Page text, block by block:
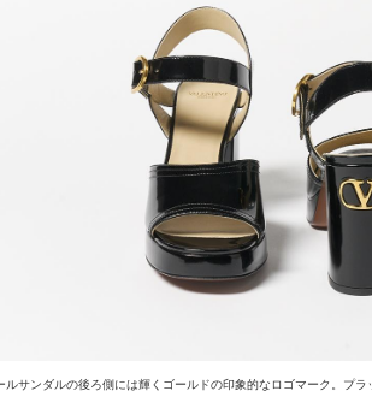
ルサンダルの後ろ側には輝くゴールドの印象的なロゴマーク。プ